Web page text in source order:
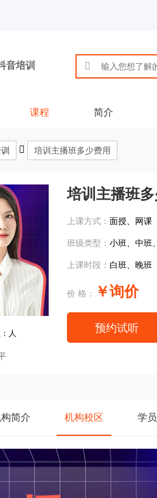
音培训
课程 简介
培训主播班多少费用
人
培训主播班多
上课方式：面授、网课
班级类型：小班、中班
上课时段： 白班、晚班
价 格： ￥询价
预约试听
简介 机构校区 学员